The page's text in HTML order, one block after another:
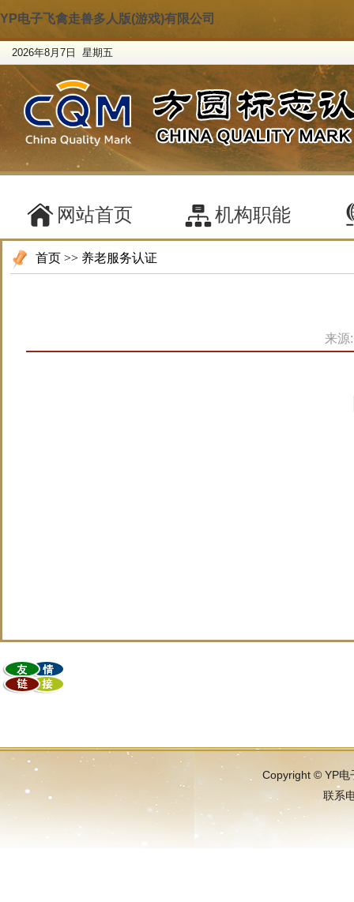
YP电子飞禽走兽多人版(游戏)有限公司
2026年8月7日 星期五
网站首页 机构职能
首页 >> 养老服务认证
来源
Copyright © YP电
联系